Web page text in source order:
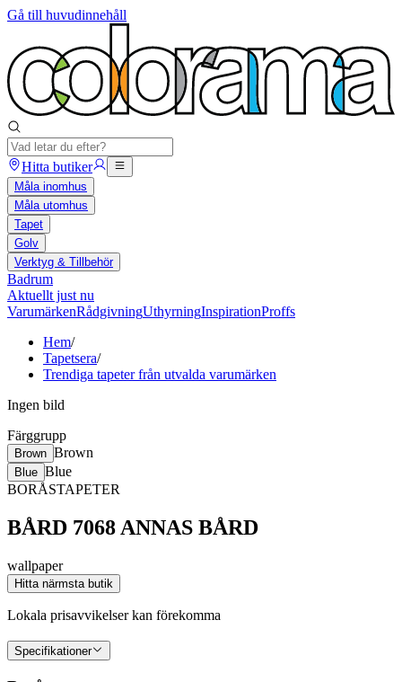
Gå till huvudinnehåll
Hitta butiker
Måla inomhus
Måla utomhus
Tapet
Golv
Verktyg & Tillbehör
Badrum
Aktuellt just nu
VarumärkenRådgivningUthyrningInspirationProffs
Hem/
Tapetsera/
Trendiga tapeter från utvalda varumärken
Ingen bild
Färggrupp
Brown Brown
Blue Blue
BORÅSTAPETER
BÅRD 7068 ANNAS BÅRD
wallpaper
Hitta närmsta butik
Lokala prisavvikelser kan förekomma
Specifikationer